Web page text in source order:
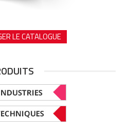
LE CATALOGUE